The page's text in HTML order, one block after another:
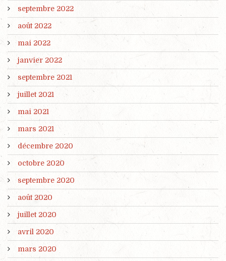
septembre 2022
août 2022
mai 2022
janvier 2022
septembre 2021
juillet 2021
mai 2021
mars 2021
décembre 2020
octobre 2020
septembre 2020
août 2020
juillet 2020
avril 2020
mars 2020